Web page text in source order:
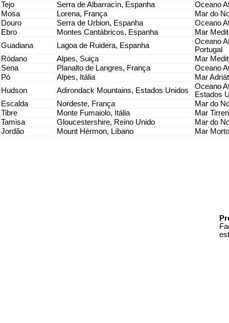
Tejo
Serra de Albarracín, Espanha
Oceano
Mosa
Lorena, França
Mar do
Douro
Serra de Urbion, Espanha
Oceano
Ebro
Montes Cantábricos, Espanha
Mar
Guadiana
Lagoa de Ruidera, Espanha
Oceano
Portugal
Ródano
Alpes, Suiça
Mar
Sena
Planalto de Langres, França
Oceano
Pó
Alpes, Itália
Mar
Hudson
Adirondack Mountains, Estados Unidos
Oceano
Estados
Escalda
Nordeste, França
Mar do
Tibre
Monte Fumaiolo, Itália
Mar
Tamisa
Gloucestershire, Reino Unido
Mar do
Jordão
Mount Hérmon, Líbano Mar